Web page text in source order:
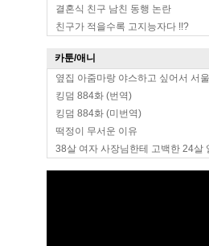
결혼식 친구 남친 동행 논란
친구가 적을수록 고지능자다 !!?
카툰/애니
옆집 아줌마랑 야스하고 싶어서 서
킹덤 884화 (번역)
킹덤 884화 (미번역)
떡정이 무서운 이유
38살 여자 사장님한테 고백한 24살